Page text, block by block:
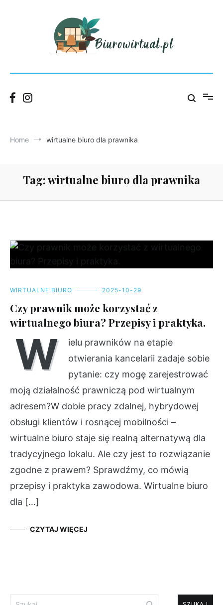
Biurowirtual
Home wirtualne biuro dla prawnika
Tag:wirtualne biuro dla prawnika
WIRTUALNE BIURO 2025-10-29
Czy prawnik może korzystać z
wirtualnego biura? Przepisy i praktyka.
W
ielu prawników na etapie
otwierania kancelarii zadaje sobie
pytanie: czy mogę zarejestrować
moją działalność prawniczą pod wirtualnym
adresem?W dobie pracy zdalnej, hybrydowej
obsługi klientów i rosnącej mobilności –
wirtualne biuro staje się realną alternatywą dla
tradycyjnego lokalu. Ale czy jest to rozwiązanie
zgodne z prawem? Sprawdźmy, co mówią
przepisy i praktyka zawodowa. Wirtualne biuro
dla […]
CZYTAJ WIĘCEJ
Szukaj: